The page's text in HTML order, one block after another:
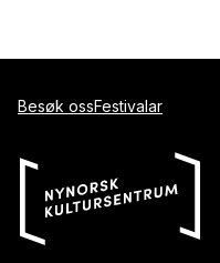
Kjell Haugland-arkivet
Olav H. Hauge-arkiv
avisklipp)
Sissel Marie Skjelten-
Besøk ossFestivalar